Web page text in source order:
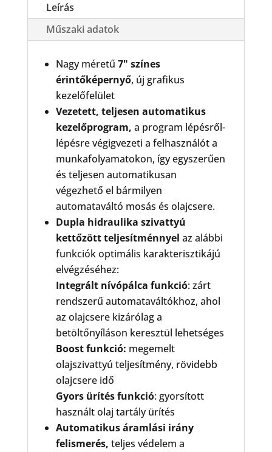
Leírás
Műszaki adatok
Nagy méretű 7" színes
érintőképernyő, új grafikus
kezelőfelület
Vezetett, teljesen automatikus
kezelőprogram, a program lépésről-
lépésre végigvezeti a felhasználót a
munkafolyamatokon, így egyszerűen
és teljesen automatikusan
végezhető el bármilyen
automataváltó mosás és olajcsere.
Dupla hidraulika szivattyú
kettőzött teljesítménnyel az alábbi
funkciók optimális karakterisztikájú
elvégzéséhez:
Integrált nívópálca funkció: zárt
rendszerű automataváltókhoz, ahol
az olajcsere kizárólag a
betöltőnyíláson keresztül lehetséges
Boost funkció: megemelt
olajszivattyú teljesítmény, rövidebb
olajcsere idő
Gyors ürítés funkció: gyorsított
használt olaj tartály ürítés
Automatikus áramlási irány
felismerés, teljes védelem a